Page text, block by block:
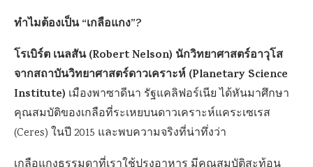
ทำไมต้องเป็น “เกลือแกง”?
โรเบิร์ต เนลสัน (Robert Nelson) นักวิทยาศาสตร์อาวุโส
จากสถาบันวิทยาศาสตร์ดาวเคราะห์ (Planetary Science
Institute) เมืองพาซาดีนา รัฐแคลิฟอร์เนีย ได้หันมาศึกษา
คุณสมบัติของเกลือที่ระเหยบนดาวเคราะห์แคระเซเรส
(Ceres) ในปี 2015 และพบความจริงที่น่าทึ่งว่า